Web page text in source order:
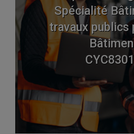
Spécialité
travaux publics